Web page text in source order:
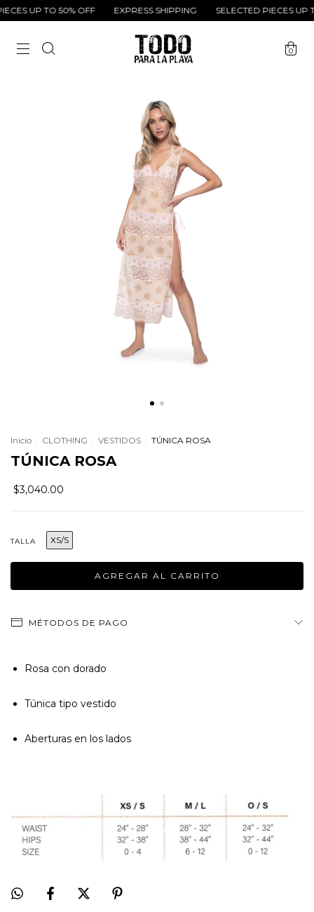
UP TO 50% OFF EXPRESS SHIPPING SELECTED PIECES UP
0
Inicio . CLOTHING . VESTIDOS . TÚNICA ROSA
TÚNICA ROSA
$3,040.00
TALLA XS/S
MÉTODOS DE PAGO
Rosa con dorado
Túnica tipo vestido
Aberturas en los lados